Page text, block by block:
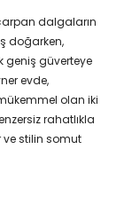
dalgaların
doğarken,
geniş güverteye
evde,
olan iki
rahatlıkla
ve stilin somut